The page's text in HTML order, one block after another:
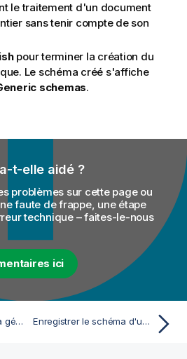
le traitement d'un document
sans tenir compte de son
pour terminer la création du
Le schéma créé s'affiche
schemas.
t-elle aidé ?
problèmes sur cette page ou
faute de frappe, une étape
technique – faites-le-nous
ici
Configurer un schéma générique à partir de rien Enregistrer le schéma d'un composant en tant que schéma générique